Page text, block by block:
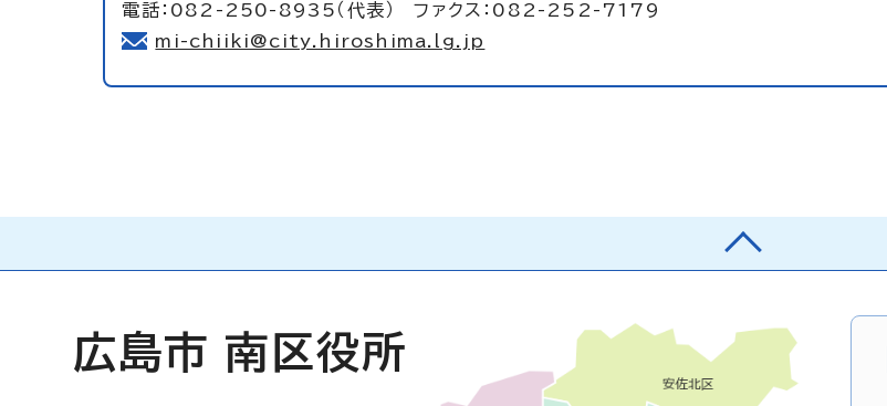
電話：082-250-8935（代表） ファクス：082-252-7179
mi-chiiki@city.hiroshima.lg.jp
広島市 南区役所